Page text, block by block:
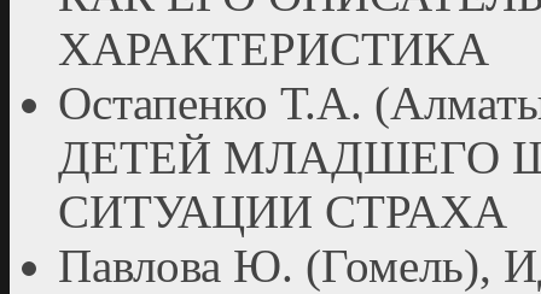
ХАРАКТЕРИСТИКА
Остапенко Т.А.
ДЕТЕЙ МЛАДШЕГО
СИТУАЦИИ СТРАХА
Павлова Ю.